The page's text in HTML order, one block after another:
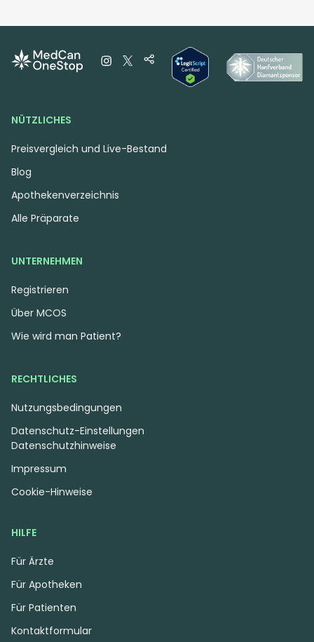
NÜTZLICHES
Preisvergleich und Live-Bestand
Blog
Apothekenverzeichnis
Alle Präparate
UNTERNEHMEN
Registrieren
Über MCOS
Wie wird man Patient?
HILFE
Für Ärzte
Für Apotheken
Für Patienten
Kontaktformular
RECHTLICHES
Nutzungsbedingungen
Datenschutzhinweise
Impressum
Cookie-Hinweise
Datenschutz-Einstellungen